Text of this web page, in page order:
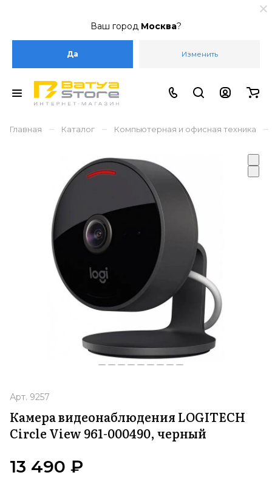
Ваш город Москва?
Да Изменить
Главная – Каталог – Компьютерная и офисная техника –
Арт. 9257
Камера видеонаблюдения LOGITECH
Circle View 961-000490, черный
13 490 ₽